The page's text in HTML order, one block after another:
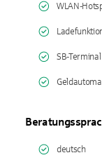
WLAN-
SB-
deutsch